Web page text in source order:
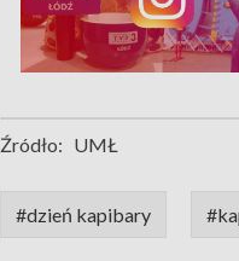
Źródło: UMŁ
#dzień kapibary